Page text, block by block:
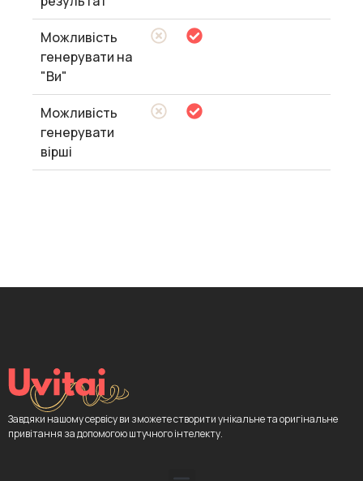
Можливість
генерувати на
"Ви"
Можливість
генерувати
вірші
Завдяки нашому сервісу ви зможете створити унікальне та оригінальне
привітання за допомогою штучного інтелекту.